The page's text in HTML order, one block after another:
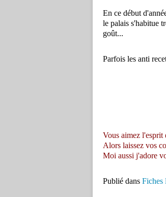
En ce début
le palais s'habitue
goût...
Parfois les anti
Vous aimez l'esprit
Alors laissez vos
Moi aussi j'adore
Publié dans Fiches